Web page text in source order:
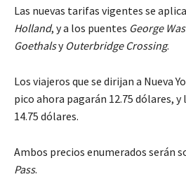
Las nuevas tarifas vigentes se
Holland, y a los puentes George
Goethalsy Outerbridge Crossing.
Los viajeros que se dirijan a Nueva
pico ahora pagarán 12.75 dólares,
14.75 dólares.
Ambos precios enumerados serán
Pass.